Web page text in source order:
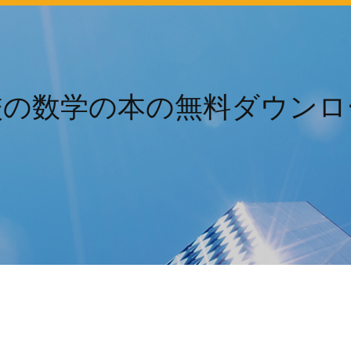
数学の本の無料ダウン